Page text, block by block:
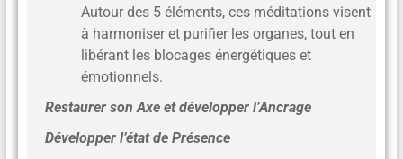
Autour des 5 éléments, ces méditations visent
à harmoniser et purifier les organes, tout en
libérant les blocages énergétiques et
émotionnels.
Restaurer son Axe et développer l’Ancrage
Développer l’état de Présence